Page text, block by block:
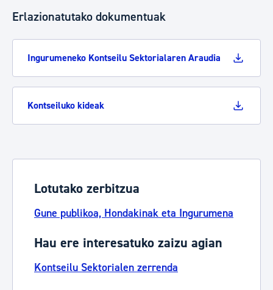
Erlazionatutako dokumentuak
Ingurumeneko Kontseilu Sektorialaren Araudia
Kontseiluko kideak
Lotutako zerbitzua
Gune publikoa, Hondakinak eta Ingurumena
Hau ere interesatuko zaizu agian
Kontseilu Sektorialen zerrenda